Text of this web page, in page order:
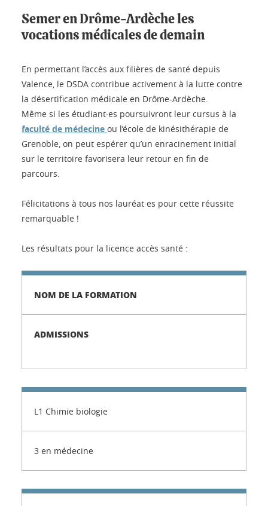
Semer en Drôme-Ardèche les
vocations médicales de demain
En permettant l’accès aux filières de santé depuis
Valence, le DSDA contribue activement à la lutte contre
la désertification médicale en Drôme-Ardèche.
Même si les étudiant·es poursuivront leur cursus à la
faculté de médecine ou l’école de kinésithérapie de
Grenoble, on peut espérer qu’un enracinement initial
sur le territoire favorisera leur retour en fin de
parcours.
Félicitations à tous nos lauréat·es pour cette réussite
remarquable !
Les résultats pour la licence accès santé :
NOM DE LA FORMATION
ADMISSIONS
L1 Chimie biologie
3 en médecine